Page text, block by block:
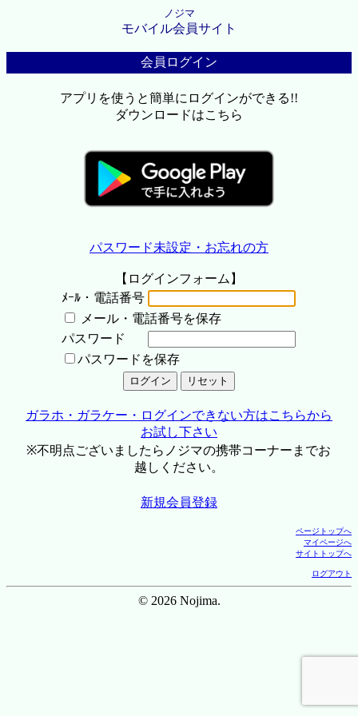
ノジマ
モバイル会員サイト
会員ログイン
アプリを使うと簡単にログインができる!!
ダウンロードはこちら
パスワード未設定・お忘れの方
【ログインフォーム】
ﾒｰﾙ・電話番号
メール・電話番号を保存
パスワード
パスワードを保存
ガラホ・ガラケー・ログインできない方はこちらから
お試し下さい
※不明点ございましたらノジマの携帯コーナーまでお
越しください。
新規会員登録
ページトップへ
マイページへ
サイトトップへ
ログアウト
© 2026 Nojima.